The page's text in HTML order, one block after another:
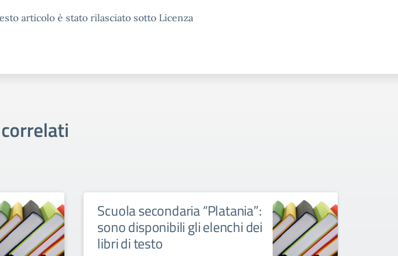
articolo è stato rilasciato sotto Licenza
Scuola secondaria “Platania”:
sono disponibili gli elenchi dei
libri di testo